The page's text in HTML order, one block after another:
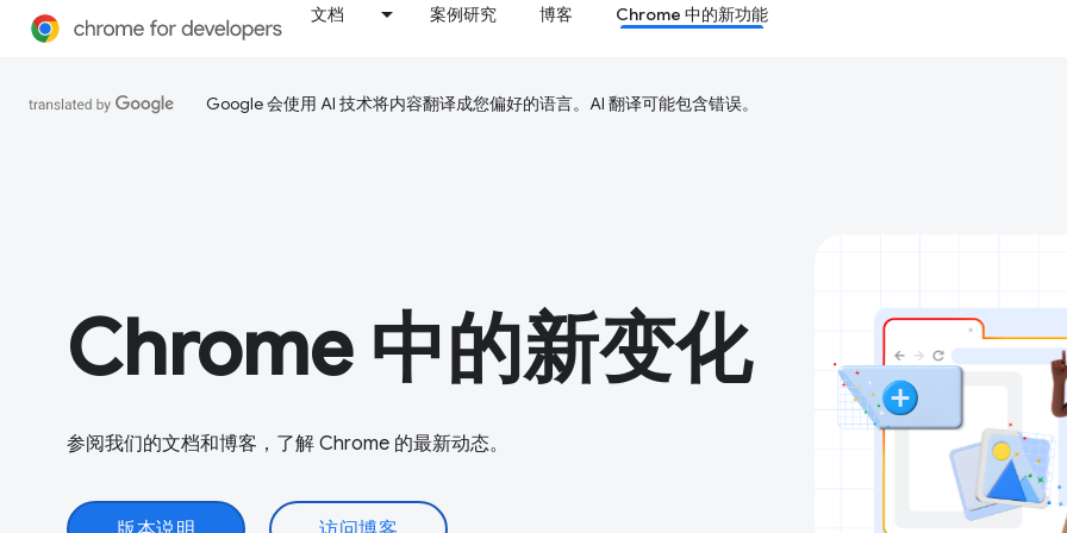
文档 案例研究 博客 Chrome 中的新功能
Google 会使用 AI 技术将内容翻译成您偏好的语言。AI 翻译可能包含错误。
Chrome 中的新变化
参阅我们的文档和博客，了解 Chrome 的最新动态。